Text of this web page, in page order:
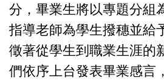
分，畢業生將以專題分組
指導老師為學生撥穗並給
徵著從學生到職業生涯的
們依序上台發表畢業感言